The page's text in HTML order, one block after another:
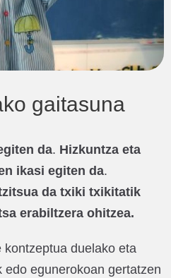
gaitasuna
da. Hizkuntza eta
ikasi egiten da.
da txiki txikitatik
erabiltzera ohitzea.
duelako eta
egunerokoan gertatzen